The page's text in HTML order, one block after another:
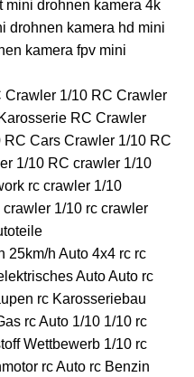
mini drohnen kamera 4k
drohnen kamera hd mini
kamera fpv mini
1/10 RC Crawler
RC Crawler
Cars Crawler 1/10 RC
1/10 RC crawler 1/10
rc crawler 1/10
1/10 rc crawler
25km/h Auto 4x4 rc rc
Auto Auto rc
rc Karosseriebau
rc Auto 1/10 1/10 rc
Wettbewerb 1/10 rc
rc Auto rc Benzin